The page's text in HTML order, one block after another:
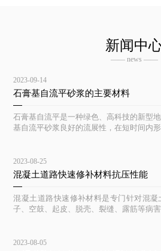
新闻中
—— news ——
2023-09-14
石膏基自流平砂浆的主要材料
石膏基自流平是一种绿色、高科技的新型
基自流平砂浆良好的流展性，在短时间内
2023-08-25
混凝土道路快速修补材料抗压性能
混凝土道路快速修补材料是专门针对混
子、空鼓、起皮、脱壳、裂缝、露筋等病
2023-08-05